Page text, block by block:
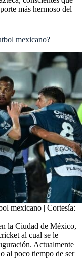
más hermoso del
mexicano?
mexicano | Cortesía:
la Ciudad de México,
al cual se le
Actualmente
al poco tiempo de ser